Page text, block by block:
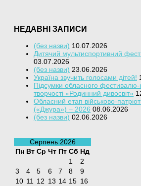
НЕДАВНІ ЗАПИСИ
(без назви) 10.07.2026
Дитячий мультиспортивний
03.07.2026
(без назви) 23.06.2026
Україна звучить голосами дітей!
Підсумки обласного фестивалю-
творчості «Родинний дивосвіт»
Обласний етап військово-
(«Джура») – 2026 08.06.2026
(без назви) 02.06.2026
Серпень 2026
Пн Вт Ср Чт Пт Сб Нд
1
2
3
4 5 6 7 8
9
10 11 12 13 14 15 16